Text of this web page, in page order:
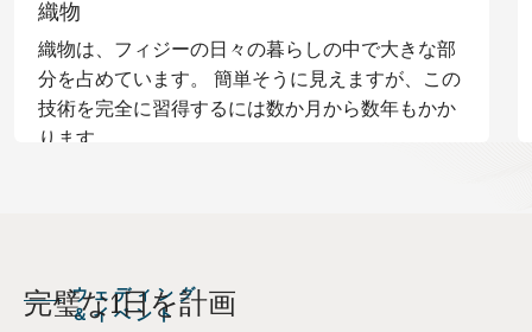
織物
織物は、フィジーの日々の暮らしの中で大きな部
分を占めています。 簡単そうに見えますが、この
技術を完全に習得するには数か月から数年もかか
ります。
ウェディング
＆イベント
完璧な1日を計画